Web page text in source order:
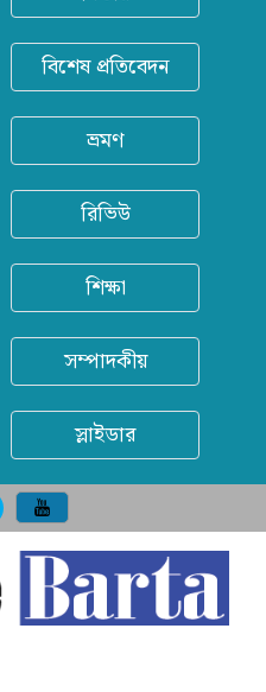
বিশেষ প্রতিবেদন
ভ্রমণ
রিভিউ
শিক্ষা
সম্পাদকীয়
স্লাইডার